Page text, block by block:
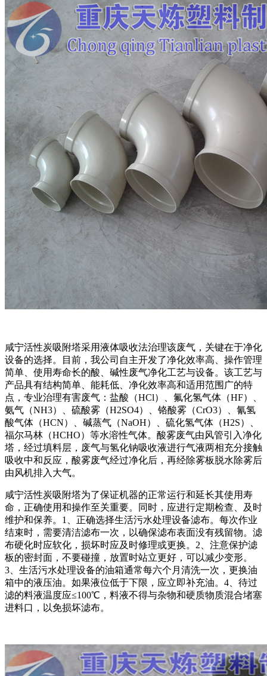
咸宁活性炭吸附塔采用液体吸收法治理该废气，关键在于净化
设备的选择。目前，我公司自主开发了净化效率高、操作管理
简单、使用寿命长的酸、碱性废气净化工艺与设备。该工艺与
产品具有结构简单、能耗低、净化效率高和适用范围广的特
点，专业治理有害废气：盐酸（HCl）、氟化氢气体（HF）、
氨气（NH3）、硫酸雾（H2SO4）、铬酸雾（CrO3）、氰氢
酸气体（HCN）、碱蒸气（NaOH）、硫化氢气体（H2S）、
福尔马林（HCHO）等水溶性气体。酸雾废气由风管引入净化
塔，经过填料层，废气与氢化钠吸收液进行气液两相充分接触
吸收中和反应，酸雾废气经过净化后，再经除雾板脱水除雾后
由风机排入大气。
咸宁活性炭吸附塔为了保证机器的正常运行和延长其使用寿
命，正确使用和操作至关重要。同时，应进行定期检查、及时
维护和保养。1、正确选择生活污水处理设备滤布。每次作业
结束时，需要清洁滤布一次，以确保滤布表面没有残留物。滤
布硬化时应软化，损坏时应及时修理或更换。2、注意保护滤
板的密封面，不要碰撞，放置时站立更好，可以减少变形。
3、生活污水处理设备的油箱通常每六个月清洗一次，更换油
箱中的液压油。如果液位低于下限，应立即补充油。4、待过
滤的料液温度应≤100℃，料液不得与杂物和硬质物质混合堵塞
进料口，以免损坏滤布。